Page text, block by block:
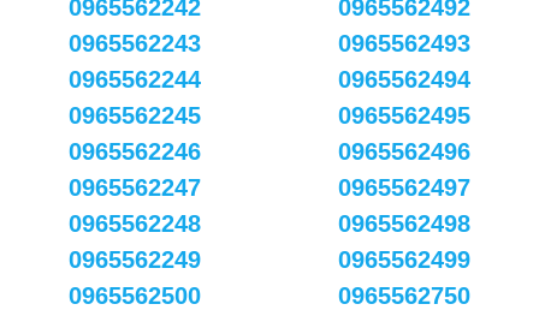
0965562242
0965562243
0965562244
0965562245
0965562246
0965562247
0965562248
0965562249
0965562492
0965562493
0965562494
0965562495
0965562496
0965562497
0965562498
0965562499
0965562500
0965562750